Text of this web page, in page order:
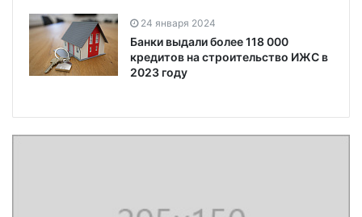
24 января 2024
Банки выдали более 118 000
кредитов на строительство ИЖС в
2023 году